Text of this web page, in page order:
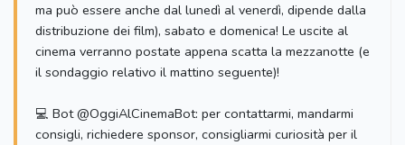
ma può essere anche dal lunedì al venerdì, dipende dalla
distribuzione dei film), sabato e domenica! Le uscite al
cinema verranno postate appena scatta la mezzanotte (e
il sondaggio relativo il mattino seguente)!
💻 Bot @OggiAlCinemaBot: per contattarmi, mandarmi
consigli, richiedere sponsor, consigliarmi curiosità per il